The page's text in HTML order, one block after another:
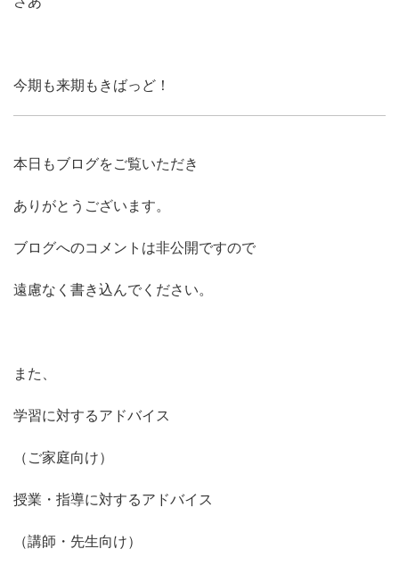
今期も来期もきばっど！
本日もブログをご覧いただき
ありがとうございます。
ブログへのコメントは非公開ですので
遠慮なく書き込んでください。
また、
学習に対するアドバイス
（ご家庭向け）
授業・指導に対するアドバイス
（講師・先生向け）